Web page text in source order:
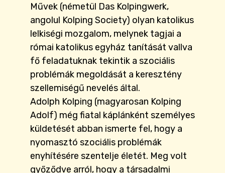
Művek (németül Das Kolpingwerk,
angolul Kolping Society) olyan katolikus
lelkiségi mozgalom, melynek tagjai a
római katolikus egyház tanítását vallva
fő feladatuknak tekintik a szociális
problémák megoldását a keresztény
szellemiségű nevelés által.
Adolph Kolping (magyarosan Kolping
Adolf) még fiatal káplánként személyes
küldetését abban ismerte fel, hogy a
nyomasztó szociális problémák
enyhítésére szentelje életét. Meg volt
győződve arról, hogy a társadalmi